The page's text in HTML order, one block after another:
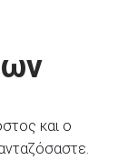
και ο